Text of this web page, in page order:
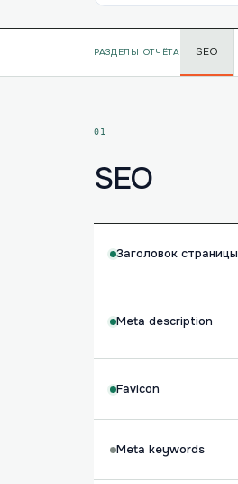
РАЗДЕЛЫ ОТЧЁТА SEO
01
SEO
Заголовок страницы
Meta description
Favicon
Meta keywords